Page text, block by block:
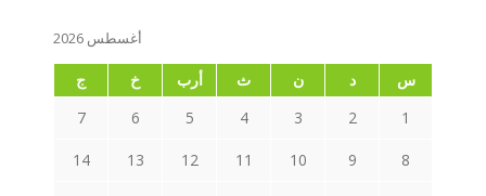
أغسطس 2026
س د ن ث أرب خ
ج
1
2
3
4
5
6
7
8
9
10
11
12
13
14